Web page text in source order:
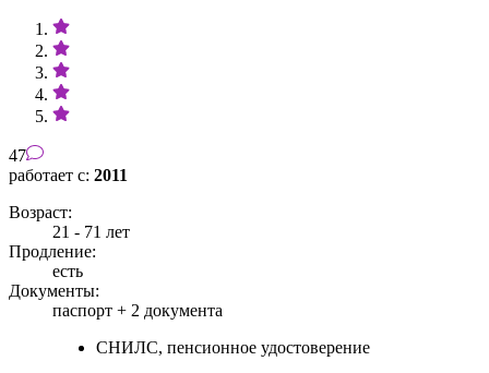
47
работает с: 2011
Возраст:
21 - 71 лет
Продление:
есть
Документы:
паспорт + 2 документа
СНИЛС, пенсионное удостоверение